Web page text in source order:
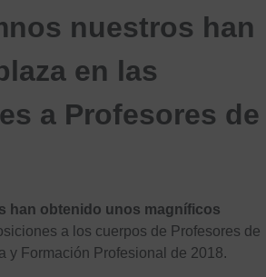
nuestros han
en las
a Profesores de
han obtenido unos magníficos
a los cuerpos de Profesores de
y Formación Profesional de 2018.